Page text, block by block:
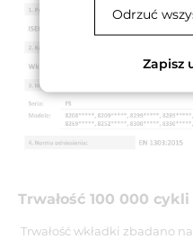
Trwałość 100 000 cykli
Trwałość wkładki zbadano na
Odrzuć
Zapisz